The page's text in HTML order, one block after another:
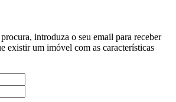
introduza o seu email para receber
existir um imóvel com as características